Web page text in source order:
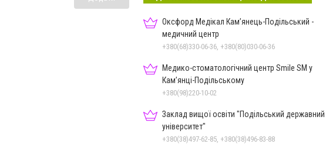
Оксфорд Медікал Кам’янець-Подільський -
медичний центр
+380(68)330-06-36, +380(80)030-06-36
Медико-стоматологічний центр Smile SM у
Кам’янці-Подільському
+380(98)220-10-02
Заклад вищої освіти "Подільський державний
університет"
+380(38)497-62-85, +380(38)496-83-88